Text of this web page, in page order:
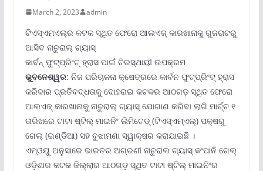
March 2, 2023 admin
ଟିଏସ୍‌ଏମଏଲ୍‌ର କଟକ ସ୍ଥିତ ଫେରୋ ଆଲଏଜ୍ କାରଖାନାକୁ ଗୁଜରାଟରୁ
ଆସିବ ନାଚୁରାଲ୍ ଗ୍ୟାସ୍‌
କାର୍ବନ୍ ଫୁଟ୍‌ପ୍ରିଂଟ୍ ହ୍ରାସ ପାଇଁ ଚିରସ୍ଥାୟୀ ଉପକ୍ରମ
ଭୁବନେଶ୍ୱର: ନିଜ ପରିଚାଳନା କ୍ଷେତ୍ରରେ କାର୍ବନ ଫୁଟ୍‌ପ୍ରିଂଟ୍ ହ୍ରାସ
କରିବାର ପ୍ରତିବଦ୍ଧତାକୁ ଦୋହରାଇ କଟକର ଆଠଗଡ଼ ସ୍ଥିତ ଫେରୋ
ଆଲଏଜ୍ କାରଖାନାକୁ ନାଚୁରାଲ୍ ଗ୍ୟାସ୍ ଯୋଗାଣ କରିବା ଲାଗି ମାର୍ଚ୍ଚ ୧
ତାରିଖରେ ଟାଟା ଷ୍ଟିଲ୍ ମାଇନିଂ ଲିମିଟେଡ୍ (ଟିଏସ୍‌ଏମ୍‌ଏଲ୍‌) ପକ୍ଷରୁ
ଗେଲ୍ (ଇଣ୍ଡିଆ) ସହ ବୁଝାମଣା ସ୍ୱାକ୍ଷର କରାଯାଇଛି ।
ଏମ୍‌ଓୟୁ ଅନୁସାରେ ଭାରତର ଅଗ୍ରଣୀ ନାଚୁରାଲ ଗ୍ୟାସ୍ କଂପାନି ଗେଲ୍
ଓଡ଼ିଶାର କଟକ ଜିଲ୍ଲାର ଆଠଗଡ଼ ସ୍ଥିତ ଟାଟା ଷ୍ଟିଲ୍ ମାଇନିଂର